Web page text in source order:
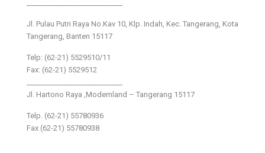
Jl. Pulau Putri Raya No.Kav 10, Klp. Indah, Kec. Tangerang, Kota
Tangerang, Banten 15117
Telp: (62-21) 5529510/11
Fax: (62-21) 5529512
Jl. Hartono Raya ,Modernland – Tangerang 15117
Telp. (62-21) 55780936
Fax (62-21) 55780938